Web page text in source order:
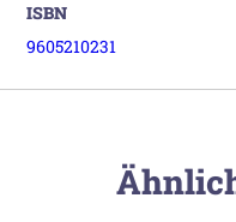
ISBN
9605210231